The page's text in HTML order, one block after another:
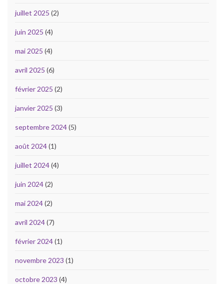
juillet 2025 (2)
juin 2025 (4)
mai 2025 (4)
avril 2025 (6)
février 2025 (2)
janvier 2025 (3)
septembre 2024(5)
août 2024(1)
juillet 2024(4)
juin 2024(2)
mai 2024(2)
avril 2024(7)
février 2024(1)
novembre 2023 (1)
octobre 2023 (4)